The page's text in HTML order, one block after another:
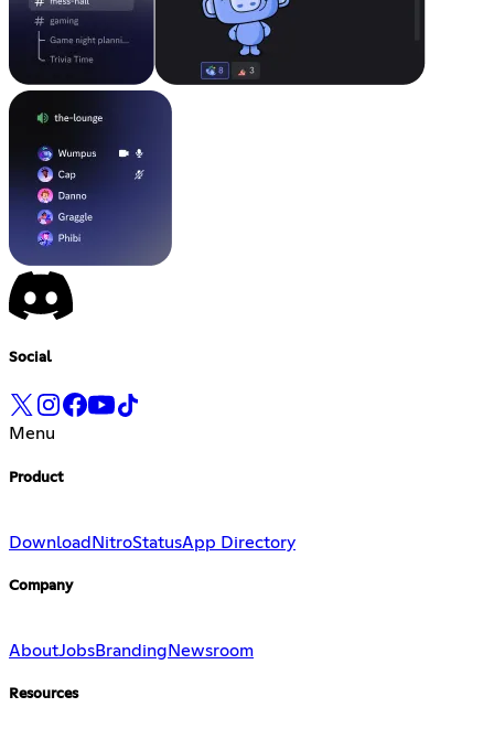
Social
Menu
Product
Download NitroStatusApp Directory
Company
AboutJobsBranding Newsroom
Resources